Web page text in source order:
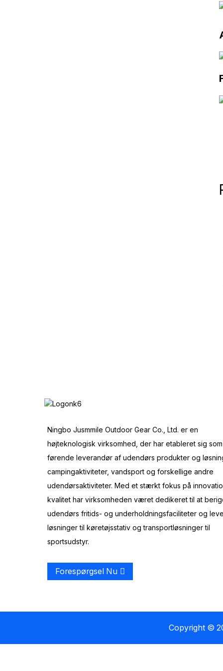
Ningbo Jusmmile Outdoor Gear Co., Ltd. er en
højteknologisk virksomhed, der har etableret sig
førende leverandør af udendørs produkter og
campingaktiviteter, vandsport og forskellige andre
udendørsaktiviteter. Med et stærkt fokus på
kvalitet har virksomheden været dedikeret til at
udendørs fritids- og underholdningsfaciliteter og
løsninger til køretøjsstativ og transportløsninger til
sportsudstyr.
Forespørgsel Nu
Copyright ©